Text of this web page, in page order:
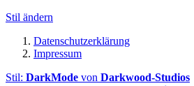
Stil ändern
Datenschutzerklärung
Impressum
Stil: DarkMode von Darkwood-Studios